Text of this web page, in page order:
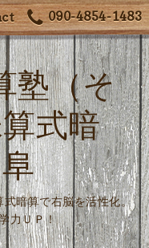
090-4854-1483
塾（そ
式暗
式暗算で右脳を活性化。
ＵＰ！